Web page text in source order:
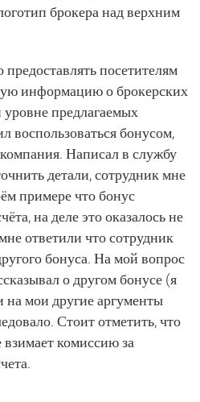
брокера над верхним
посетителям
информацию о брокерских
уровне предлагаемых
воспользоваться бонусом,
Написал в службу
детали, сотрудник мне
примере что бонус
на деле это оказалось не
ответили что сотрудник
бонуса. На мой вопрос
о другом бонусе (я
мои другие аргументы
Стоит отметить, что
комиссию за